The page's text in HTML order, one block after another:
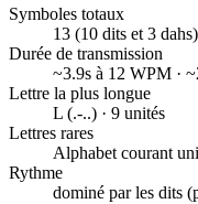
Symboles totaux
13 (10 dits et 3 dahs)
Durée de transmission
~3.9s à 12 WPM ·
Lettre la plus longue
L (.-..) · 9 unités
Lettres rares
Alphabet courant
Rythme
dominé par les dits